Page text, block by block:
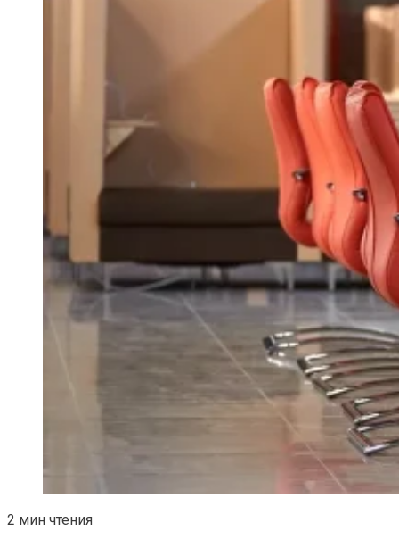
2 мин чтения